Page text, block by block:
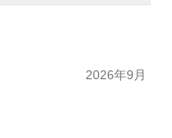
2026年9月